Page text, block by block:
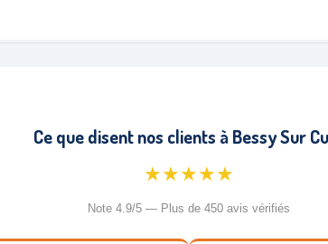
Ce que disent nos clients à Bessy Sur
★★★★★
Note 4.9/5 — Plus de 450 avis vérifiés